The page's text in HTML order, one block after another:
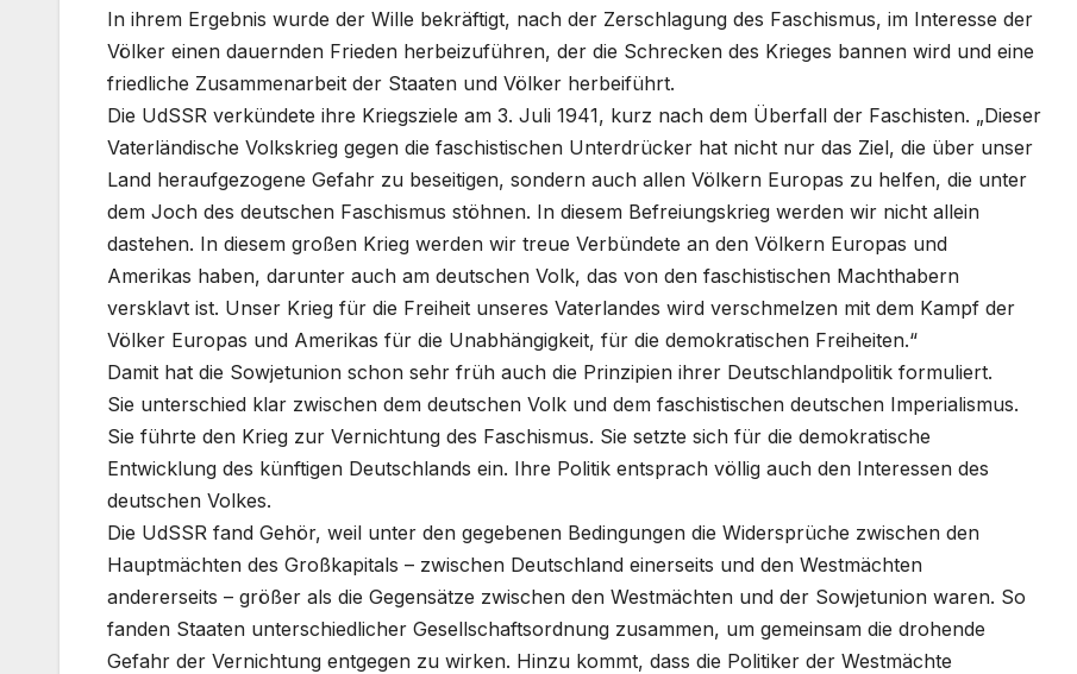
In ihrem Ergebnis wurde der Wille bekräftigt, nach der Zerschlagung des Faschismus, im Interesse der
Völker einen dauernden Frieden herbeizuführen, der die Schrecken des Krieges bannen wird und eine
friedliche Zusammenarbeit der Staaten und Völker herbeiführt.
Die UdSSR verkündete ihre Kriegsziele am 3. Juli 1941, kurz nach dem Überfall der Faschisten. „Dieser
Vaterländische Volkskrieg gegen die faschistischen Unterdrücker hat nicht nur das Ziel, die über unser
Land heraufgezogene Gefahr zu beseitigen, sondern auch allen Völkern Europas zu helfen, die unter
dem Joch des deutschen Faschismus stöhnen. In diesem Befreiungskrieg werden wir nicht allein
dastehen. In diesem großen Krieg werden wir treue Verbündete an den Völkern Europas und
Amerikas haben, darunter auch am deutschen Volk, das von den faschistischen Machthabern
versklavt ist. Unser Krieg für die Freiheit unseres Vaterlandes wird verschmelzen mit dem Kampf der
Völker Europas und Amerikas für die Unabhängigkeit, für die demokratischen Freiheiten.“
Damit hat die Sowjetunion schon sehr früh auch die Prinzipien ihrer Deutschlandpolitik formuliert.
Sie unterschied klar zwischen dem deutschen Volk und dem faschistischen deutschen Imperialismus.
Sie führte den Krieg zur Vernichtung des Faschismus. Sie setzte sich für die demokratische
Entwicklung des künftigen Deutschlands ein. Ihre Politik entsprach völlig auch den Interessen des
deutschen Volkes.
Die UdSSR fand Gehör, weil unter den gegebenen Bedingungen die Widersprüche zwischen den
Hauptmächten des Großkapitals – zwischen Deutschland einerseits und den Westmächten
andererseits – größer als die Gegensätze zwischen den Westmächten und der Sowjetunion waren. So
fanden Staaten unterschiedlicher Gesellschaftsordnung zusammen, um gemeinsam die drohende
Gefahr der Vernichtung entgegen zu wirken. Hinzu kommt, dass die Politiker der Westmächte